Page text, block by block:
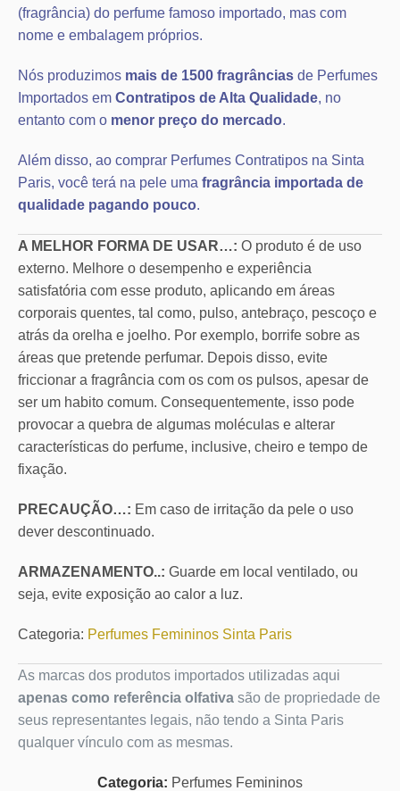
(fragrância) do perfume famoso importado, mas com
nome e embalagem próprios.
Nós produzimos mais de 1500 fragrâncias de Perfumes
Importados em Contratipos de Alta Qualidade, no
entanto com o menor preço do mercado.
Além disso, ao comprar Perfumes Contratipos na Sinta
Paris, você terá na pele uma fragrância importada de
qualidade pagando pouco.
A MELHOR FORMA DE USAR…: O produto é de uso
externo. Melhore o desempenho e experiência
satisfatória com esse produto, aplicando em áreas
corporais quentes, tal como, pulso, antebraço, pescoço e
atrás da orelha e joelho. Por exemplo, borrife sobre as
áreas que pretende perfumar. Depois disso, evite
friccionar a fragrância com os com os pulsos, apesar de
ser um habito comum. Consequentemente, isso pode
provocar a quebra de algumas moléculas e alterar
características do perfume, inclusive, cheiro e tempo de
fixação.
PRECAUÇÃO…: Em caso de irritação da pele o uso
dever descontinuado.
ARMAZENAMENTO..: Guarde em local ventilado, ou
seja, evite exposição ao calor a luz.
Categoria: Perfumes Femininos Sinta Paris
As marcas dos produtos importados utilizadas aqui
apenas como referência olfativa são de propriedade de
seus representantes legais, não tendo a Sinta Paris
qualquer vínculo com as mesmas.
Categoria: Perfumes Femininos